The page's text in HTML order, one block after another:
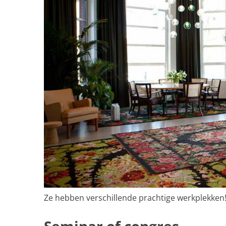
Ze hebben verschillende prachtige werkplekken!